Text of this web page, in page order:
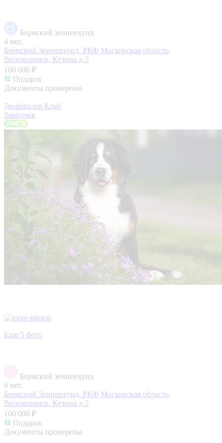
Бернский зенненхунд
4 мес.
Бернский Зенненхунд, РКФ Московская область,
Волоколамск, Кузина д.5
160 000 ₽
Подарок
Документы проверены
Дюрбахлер Клаб
Заводчик
Еще 5 фото
Бернский зенненхунд
6 мес.
Бернский Зенненхунд, РКФ Московская область,
Волоколамск, Кузина д.5
160 000 ₽
Подарок
Документы проверены